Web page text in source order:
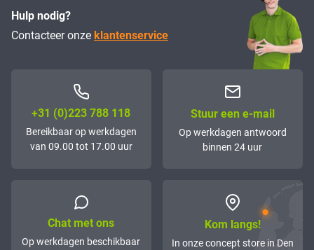
Hulp nodig?
Contacteer onze klantenservice
+31 (0)223 788 118
Bereikbaar op werkdagen
van 09.00 tot 17.00 uur
Stuur een e-mail
Op werkdagen antwoord
binnen 24 uur
Chat met ons
Op werkdagen beschikbaar
Kom langs!
In onze concept store in Den